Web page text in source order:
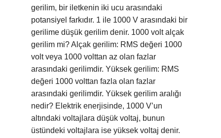
gerilim, bir iletkenin iki ucu arasındaki
potansiyel farkıdır. 1 ile 1000 V arasındaki bir
gerilime düşük gerilim denir. 1000 volt alçak
gerilim mi? Alçak gerilim: RMS değeri 1000
volt veya 1000 volttan az olan fazlar
arasındaki gerilimdir. Yüksek gerilim: RMS
değeri 1000 volttan fazla olan fazlar
arasındaki gerilimdir. Yüksek gerilim aralığı
nedir? Elektrik enerjisinde, 1000 V’un
altındaki voltajlara düşük voltaj, bunun
üstündeki voltajlara ise yüksek voltaj denir.